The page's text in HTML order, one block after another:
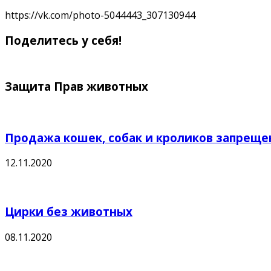
https://vk.com/photo-5044443_307130944
Поделитесь у себя!
Защита Прав животных
Продажа кошек, собак и кроликов
12.11.2020
Цирки без животных
08.11.2020